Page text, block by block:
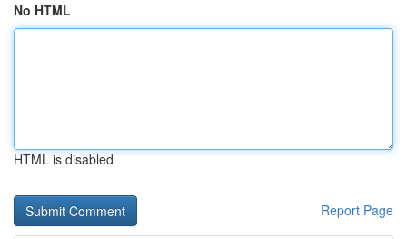
No HTML
HTML is disabled
Report Page